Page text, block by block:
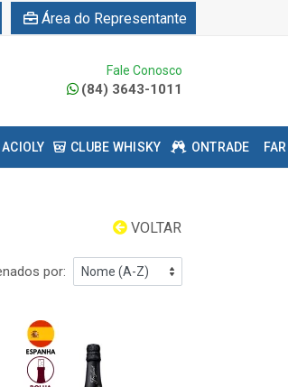
Área do Representante
Fale Conosco
(84) 3643-1011
CLUBE WHISKY ONTRADE
VOLTAR
por: